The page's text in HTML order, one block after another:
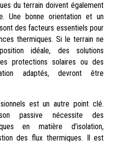
du terrain doivent également
Une bonne orientation et un
des facteurs essentiels pour
thermiques. Si le terrain ne
idéale, des solutions
protections solaires ou des
adaptés, devront être
est un autre point clé.
passive nécessite des
en matière d’isolation,
des flux thermiques. Il est